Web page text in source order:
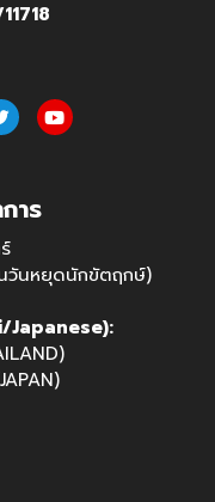
าร
วันหยุดนักขัตฤกษ์)